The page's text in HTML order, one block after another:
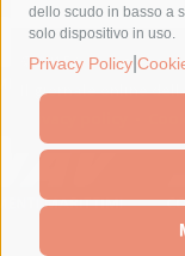
dello scudo in basso a
solo dispositivo in uso.
Privacy Policy
© 2015
Il giornale online